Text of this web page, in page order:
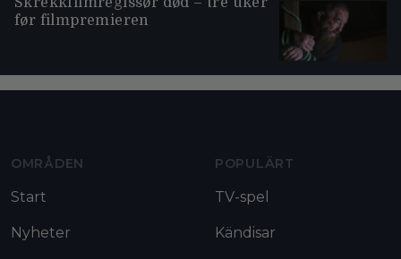
før filmpremieren
OMRÅDEN
Start
Nyheter
POPULÄRT
TV-spel
Kändisar